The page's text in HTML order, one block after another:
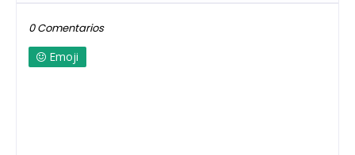
0 Comentarios
Emoji